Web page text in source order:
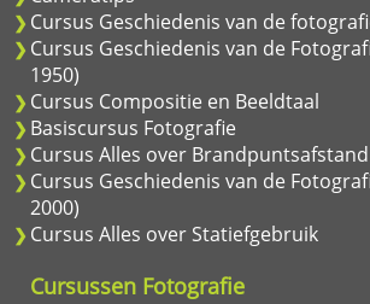
Cursus Geschiedenis van de
Cursus Geschiedenis van de
1950)
Cursus Compositie en Beeldtaal
Basiscursus Fotografie
Cursus Alles over Brandpuntsafstand
Cursus Geschiedenis van de
2000)
Cursus Alles over Statiefgebruik
Cursussen Fotografie